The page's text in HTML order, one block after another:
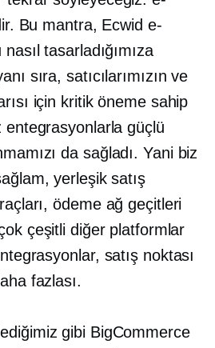
Bu mantra, Ecwid e-
tasarladığımıza
sıra, satıcılarımızın ve
için kritik öneme sahip
entegrasyonlarla güçlü
da sağladı. Yani biz
yerleşiksatış
ödeme ağ geçitleri
çeşitli diğer platformlar
satış noktası
fazlası.
gibi BigCommerce